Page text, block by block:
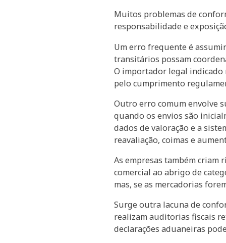
Muitos problemas de
responsabilidade e
Um erro frequente é
transitários possam
O importador legal indicado
pelo cumprimento
Outro erro comum envolve
quando os envios são
dados de valoração e a
reavaliação, coimas e
As empresas também criam
comercial ao abrigo de
mas, se as mercadorias
Surge outra lacuna de
realizam auditorias fiscais
declarações aduaneiras